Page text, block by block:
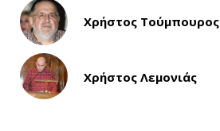
Χρήστος Τούμπουρος
Χρήστος Λεμονιάς